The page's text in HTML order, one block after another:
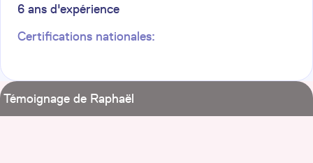
6 ans d'expérience
Certifications nationales:
Témoignage de Raphaël